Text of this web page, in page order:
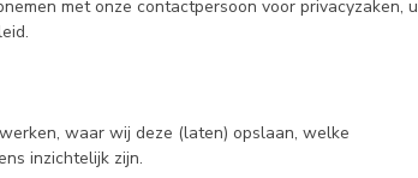
met onze contactpersoon voor privacyzaken, u
waar wij deze (laten) opslaan, welke
inzichtelijk zijn.